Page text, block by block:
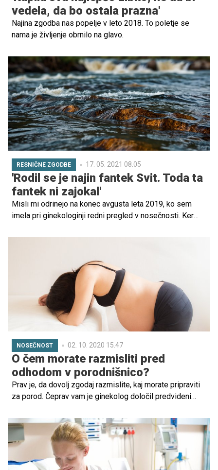
vedela, da bo ostala prazna'
Najina zgodba nas popelje v leto 2018. To poletje se
nama je življenje obrnilo na glavo.
RESNIČNE ZGODBE 17. 05. 2021 08.05
'Rodil se je najin fantek Svit. Toda ta
fantek ni zajokal'
Misli mi odrinejo na konec avgusta leta 2019, ko sem
imela pri ginekologinji redni pregled v nosečnosti. Ker
izdala še napotnico za preventivni pregled v Ljubljani.
NOSEČNOST 02. 10. 2020 15.47
O čem morate razmisliti pred
odhodom v porodnišnico?
Prav je, da dovolj zgodaj razmislite, kaj morate pripraviti
za porod. Čeprav vam je ginekolog določil predvideni
obdobju petih tednov okoli tega tedna.